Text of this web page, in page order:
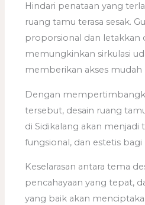
Hindari penataan yang
ruang tamu terasa sesak.
proporsional dan letakkan
memungkinkan sirkulasi
memberikan akses mudah
Dengan
tersebut, desain ruang
di Sidikalang akan
fungsional, dan estetis
Keselarasan antara tema
pencahayaan yang tepat,
yang baik akan